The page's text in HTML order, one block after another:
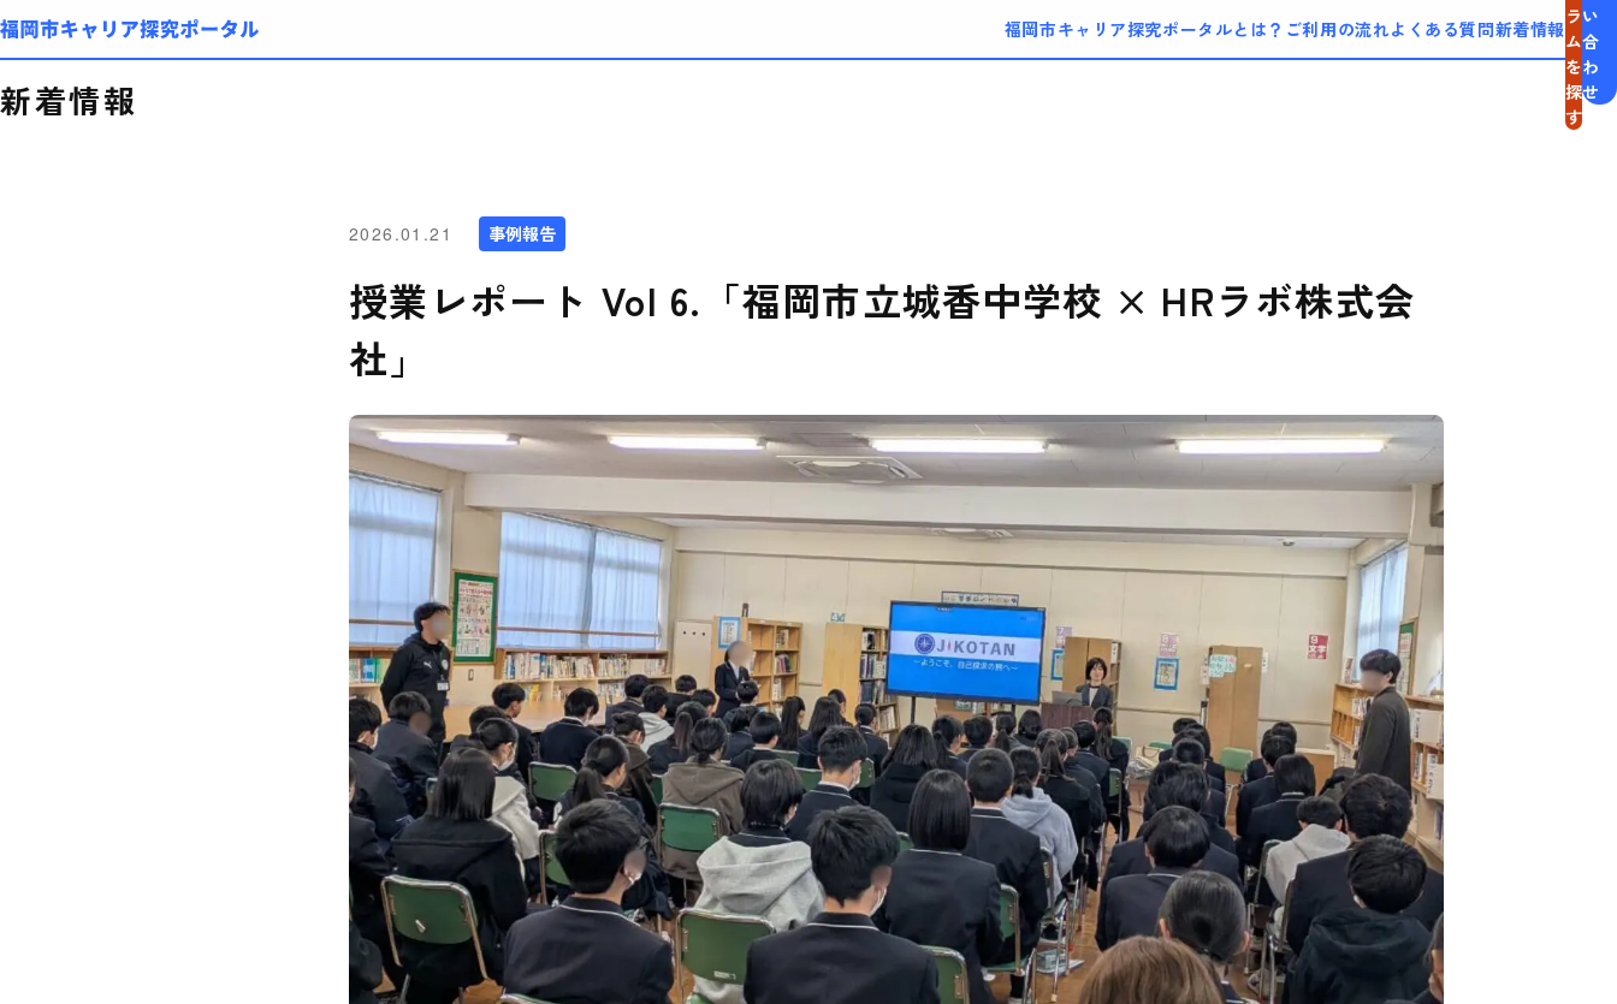
福岡市キャリア探究ポータルとは？ ご利用の流れよくある質問新着情報
ラ
ム
を
探
す
い
合
わ
せ
NEWS
新着情報
2026.01.21 事例報告
授業レポート Vol 6.「福岡市立城香中学校 × HRラボ株式会
社」